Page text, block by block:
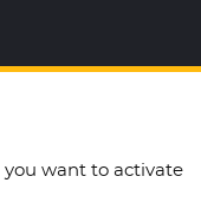
you want to activate